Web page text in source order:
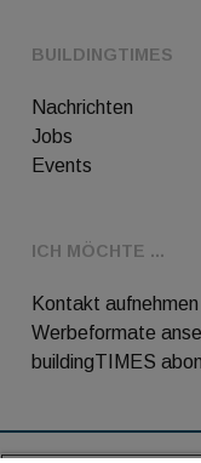
BUILDINGTIMES
Nachrichten
Jobs
Events
ICH MÖCHTE ...
Kontakt aufnehmen
Werbeformate
buildingTIMES